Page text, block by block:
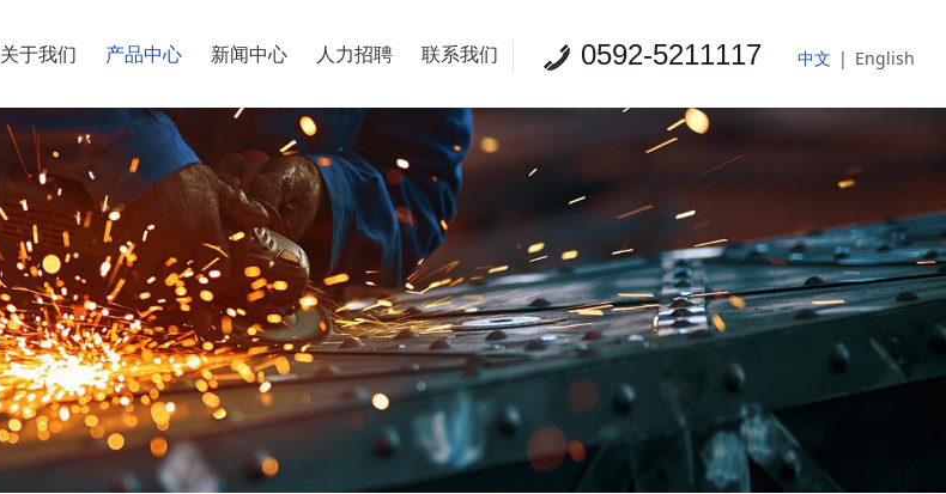
中文 | English
0592-5211117
关于我们 产品中心 新闻中心 人力招聘 联系我们